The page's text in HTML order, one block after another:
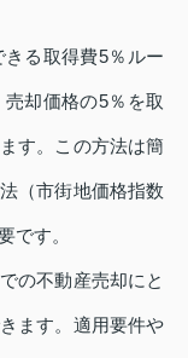
る取得費5％ルー
却価格の5％を取
す。この方法は簡
（市街地価格指数
です。
の不動産売却にと
ます。適用要件や